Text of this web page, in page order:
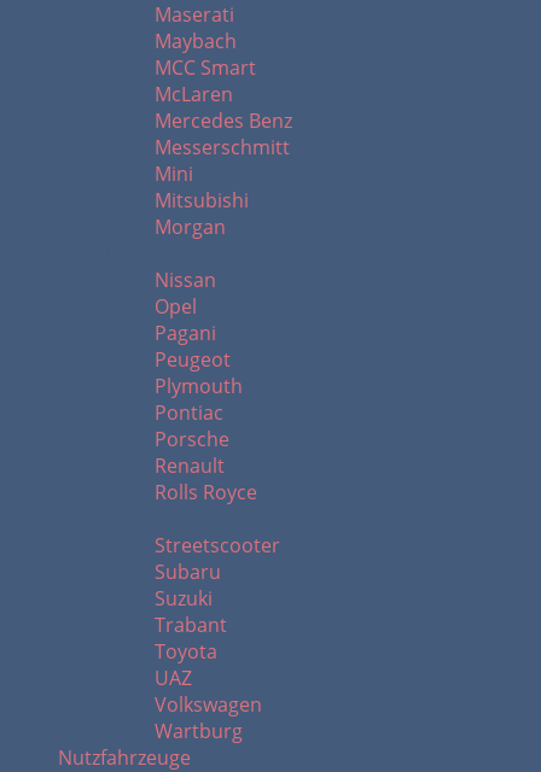
Maserati
Maybach
MCC Smart
McLaren
Mercedes Benz
Messerschmitt
Mini
Mitsubishi
Morgan
Nissan
Opel
Pagani
Peugeot
Plymouth
Pontiac
Porsche
Renault
Rolls Royce
Streetscooter
Subaru
Suzuki
Trabant
Toyota
UAZ
Volkswagen
Wartburg
Nutzfahrzeuge